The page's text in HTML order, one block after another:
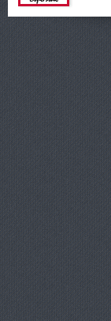
Шутеры
онлайн от
ShootGame:
новости,
статьи,
обзоры и
прохождени
я игр